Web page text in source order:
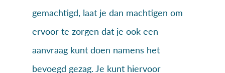
gemachtigd, laat je dan machtigen om
ervoor te zorgen dat je ook een
aanvraag kunt doen namens het
bevoegd gezag. Je kunt hiervoor